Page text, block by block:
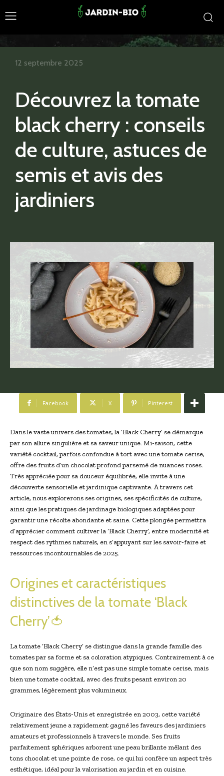
Découvrez la tomate
black cherry : conseils
de culture, astuces de
semis et avis des
jardiniers
12 septembre 2025
Facebook X Pinterest
Dans le vaste univers des tomates, la ‘Black Cherry’ se démarque
par son allure singulière et sa saveur unique. Mi-saison, cette
variété cocktail, parfois confondue à tort avec une tomate cerise,
offre des fruits d’un chocolat profond parsemé de nuances roses.
Très appréciée pour sa douceur équilibrée, elle invite à une
découverte sensorielle et jardinique captivante. À travers cet
article, nous explorerons ses origines, ses spécificités de culture,
ainsi que les pratiques de jardinage biologiques adaptées pour
garantir une récolte abondante et saine. Cette plongée permettra
d’apprécier comment cultiver la ‘Black Cherry’, entre modernité et
respect des rythmes naturels, en s’appuyant sur les savoir-faire et
ressources incontournables de 2025.
Origines et caractéristiques
distinctives de la tomate ‘Black
Cherry’🍅
La tomate ‘Black Cherry’ se distingue dans la grande famille des
tomates par sa forme et sa coloration atypiques. Contrairement à ce
que son nom suggère, elle n’est pas une simple tomate cerise, mais
bien une tomate cocktail, avec des fruits pesant environ 20
grammes, légèrement plus volumineux.
Originaire des États-Unis et enregistrée en 2003, cette variété
relativement jeune a rapidement gagné les faveurs des jardiniers
amateurs et professionnels à travers le monde. Ses fruits
parfaitement sphériques arborent une peau brillante mêlant des
tons chocolat et une pointe de rose, ce qui lui confère un aspect très
esthétique, idéal pour la valorisation au jardin et en cuisine.